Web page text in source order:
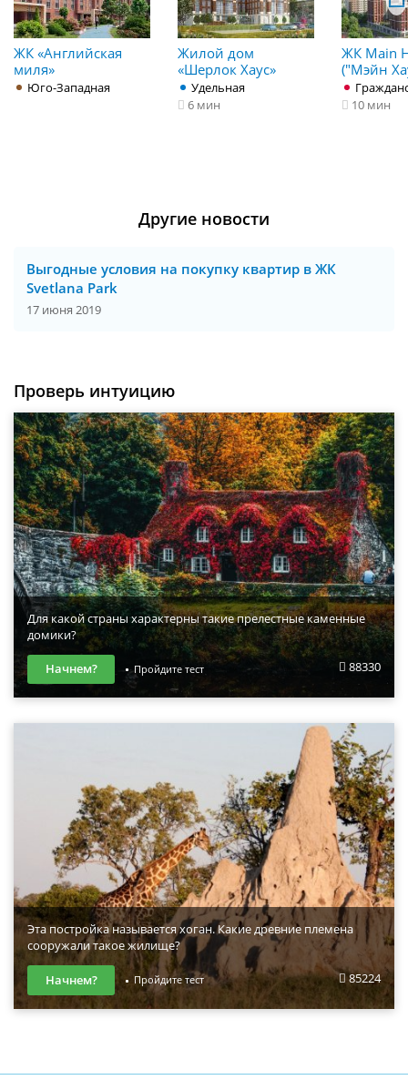
ЖК «Английская
миля»
Юго-Западная
Жилой дом
«Шерлок Хаус»
Удельная
6 мин
ЖК Main
("Мэйн
10 мин
Другие новости
Выгодные условия на покупку квартир в ЖК
Svetlana Park
17 июня 2019
Проверь интуицию
Для какой страны характерны такие прелестные каменные
домики?
88330
Начнем? Пройдите тест
Эта постройка называется хоган. Какие древние племена
сооружали такое жилище?
85224
Начнем? Пройдите тест